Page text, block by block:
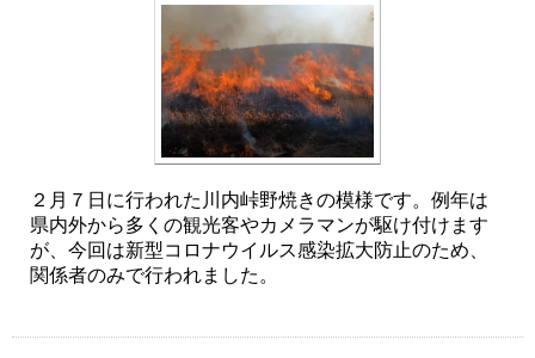
２月７日に行われた川内峠野焼きの模様です。例年は
県内外から多くの観光客やカメラマンが駆け付けます
が、今回は新型コロナウイルス感染拡大防止のため、
関係者のみで行われました。